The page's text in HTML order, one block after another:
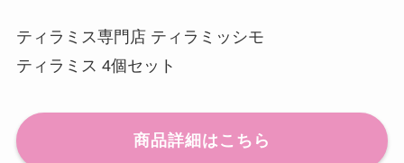
ティラミス専門店 ティラミッシモ
ティラミス 4個セット
商品詳細はこちら